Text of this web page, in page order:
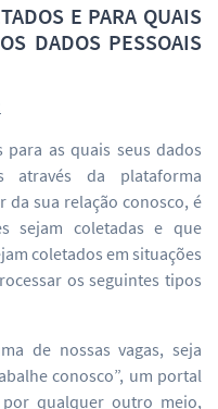
E PARA QUAIS
DADOS PESSOAIS
as quais seus dados
através da plataforma
da sua relação conosco, é
sejam coletadas e que
coletados em situações
os seguintes tipos
de nossas vagas, seja
conosco”, um portal
qualquer outro meio,